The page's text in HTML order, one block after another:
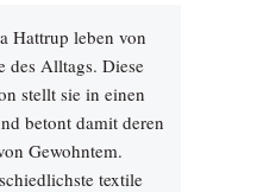
Hattrup leben von
des Alltags. Diese
stellt sie in einen
betont damit deren
Gewohntem.
textile